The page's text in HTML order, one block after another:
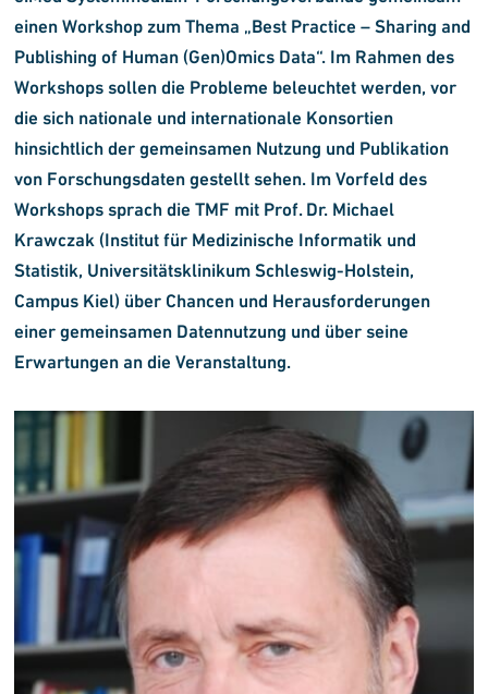
einen Workshop zum Thema „Best Practice – Sharing and
Publishing of Human (Gen)Omics Data“. Im Rahmen des
Workshops sollen die Probleme beleuchtet werden, vor
die sich nationale und internationale Konsortien
hinsichtlich der gemeinsamen Nutzung und Publikation
von Forschungsdaten gestellt sehen. Im Vorfeld des
Workshops sprach die TMF mit Prof. Dr. Michael
Krawczak (Institut für Medizinische Informatik und
Statistik, Universitätsklinikum Schleswig-Holstein,
Campus Kiel) über Chancen und Herausforderungen
einer gemeinsamen Datennutzung und über seine
Erwartungen an die Veranstaltung.